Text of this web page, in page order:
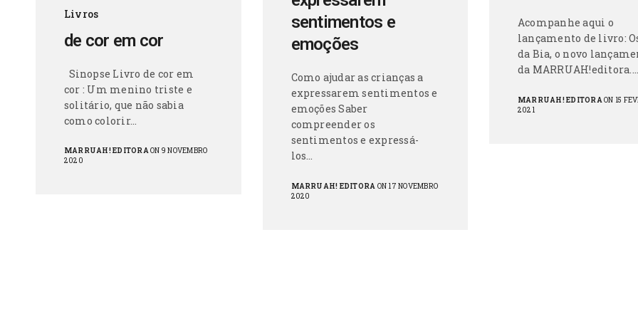
Acompanhe aqui o
lançamento de livro:
da Bia, o novo
da MARRUAH!editora.…
MARRUAH! EDITORAON 15
2021
sentimentos e
emoções
Como ajudar as crianças a
expressarem sentimentos e
emoções Saber
compreender os
sentimentos e expressá-
los…
MARRUAH! EDITORA ON 17 NOVEMBRO
2020
Livros
de cor em cor
Sinopse Livro de cor em
cor : Um menino triste e
solitário, que não sabia
como colorir…
MARRUAH! EDITORAON 9 NOVEMBRO
2020